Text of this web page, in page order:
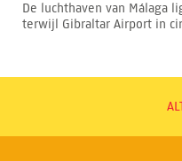
De luchthaven van Málaga
terwijl Gibraltar Airport in